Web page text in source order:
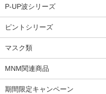
P-UP波シリーズ
ピントシリーズ
マスク類
MNM関連商品
期間限定キャンペーン